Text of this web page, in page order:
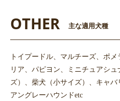
OTHER 主な適用犬種
トイプードル、マルチーズ、ポ
リア、パピヨン、ミニチュアシ
ズ）、柴犬（小サイズ）、キャ
アングレーハウンドetc